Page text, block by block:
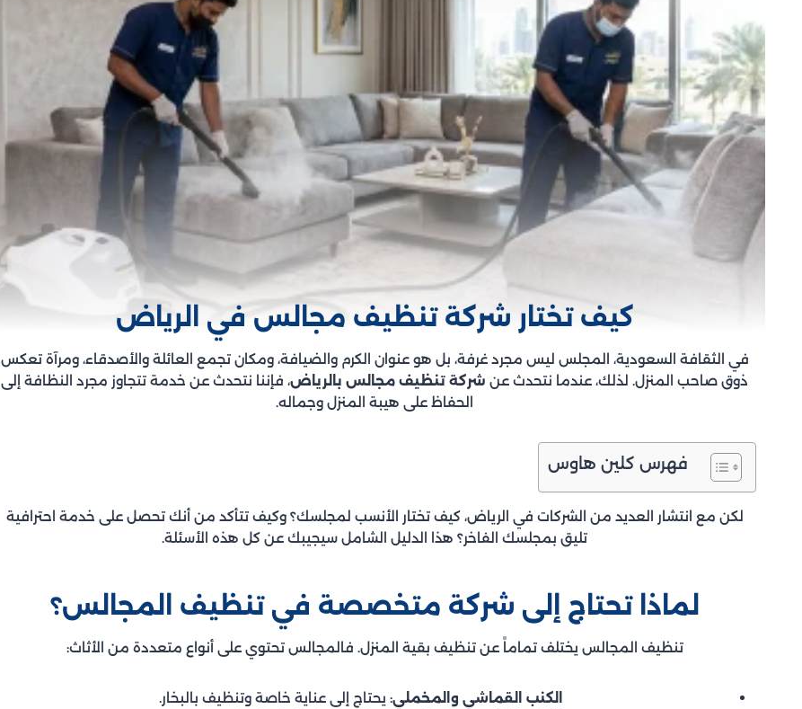
كيف تختار شركة تنظيف مجالس في الرياض
في الثقافة السعودية، المجلس ليس مجرد غرفة، بل هو عنوان الكرم والضيافة، ومكان تجمع العائلة والأصدقاء، ومرآة تعكس
ذوق صاحب المنزل. لذلك، عندما نتحدث عن شركة تنظيف مجالس بالرياض، فإننا نتحدث عن خدمة تتجاوز مجرد النظافة إلى
الحفاظ على هيبة المنزل وجماله.
فهرس كلين هاوس
لكن مع انتشار العديد من الشركات في الرياض، كيف تختار الأنسب لمجلسك؟ وكيف تتأكد من أنك تحصل على خدمة احترافية
تليق بمجلسك الفاخر؟ هذا الدليل الشامل سيجيبك عن كل هذه الأسئلة.
لماذا تحتاج إلى شركة متخصصة في تنظيف المجالس؟
تنظيف المجالس يختلف تماماً عن تنظيف بقية المنزل. فالمجالس تحتوي على أنواع متعددة من الأثاث:
الكنب القماشي والمخملي: يحتاج إلى عناية خاصة وتنظيف بالبخار.